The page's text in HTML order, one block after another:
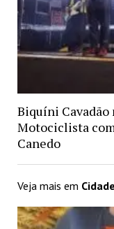
Biquíni Cavadão
Motociclista
Canedo
Veja mais em